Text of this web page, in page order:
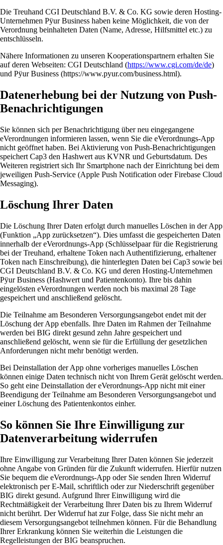
Die Treuhand CGI Deutschland B.V. & Co. KG sowie deren Hosting-
Unternehmen Pÿur Business haben keine Möglichkeit, die von der
Verordnung beinhalteten Daten (Name, Adresse, Hilfsmittel etc.) zu
entschlüsseln.
Nähere Informationen zu unseren Kooperationspartnern erhalten Sie
auf deren Webseiten: CGI Deutschland (https://www.cgi.com/de/de)
und Pÿur Business (https://www.pyur.com/business.html).
Datenerhebung bei der Nutzung von Push-
Benachrichtigungen
Sie können sich per Benachrichtigung über neu eingegangene
eVerordnungen informieren lassen, wenn Sie die eVerordnungs-App
nicht geöffnet haben. Bei Aktivierung von Push-Benachrichtigungen
speichert Cap3 den Hashwert aus KVNR und Geburtsdatum. Des
Weiteren registriert sich Ihr Smartphone nach der Einrichtung bei dem
jeweiligen Push-Service (Apple Push Notification oder Firebase Cloud
Messaging).
Löschung Ihrer Daten
Die Löschung Ihrer Daten erfolgt durch manuelles Löschen in der App
(Funktion „App zurücksetzen“). Dies umfasst die gespeicherten Daten
innerhalb der eVerordnungs-App (Schlüsselpaar für die Registrierung
bei der Treuhand, erhaltene Token nach Authentifizierung, erhaltener
Token nach Einschreibung), die hinterlegten Daten bei Cap3 sowie bei
CGI Deutschland B.V. & Co. KG und deren Hosting-Unternehmen
Pÿur Business (Hashwert und Patientenkonto). Ihre bis dahin
eingelösten eVerordnungen werden noch bis maximal 28 Tage
gespeichert und anschließend gelöscht.
Die Teilnahme am Besonderen Versorgungsangebot endet mit der
Löschung der App ebenfalls. Ihre Daten im Rahmen der Teilnahme
werden bei BIG direkt gesund zehn Jahre gespeichert und
anschließend gelöscht, wenn sie für die Erfüllung der gesetzlichen
Anforderungen nicht mehr benötigt werden.
Bei Deinstallation der App ohne vorheriges manuelles Löschen
können einige Daten technisch nicht von Ihrem Gerät gelöscht werden.
So geht eine Deinstallation der eVerordnungs-App nicht mit einer
Beendigung der Teilnahme am Besonderen Versorgungsangebot und
einer Löschung des Patientenkontos einher.
So können Sie Ihre Einwilligung zur
Datenverarbeitung widerrufen
Ihre Einwilligung zur Verarbeitung Ihrer Daten können Sie jederzeit
ohne Angabe von Gründen für die Zukunft widerrufen. Hierfür nutzen
Sie bequem die eVerordnungs-App oder Sie senden Ihren Widerruf
elektronisch per E-Mail, schriftlich oder zur Niederschrift gegenüber
BIG direkt gesund. Aufgrund Ihrer Einwilligung wird die
Rechtmäßigkeit der Verarbeitung Ihrer Daten bis zu Ihrem Widerruf
nicht berührt. Der Widerruf hat zur Folge, dass Sie nicht mehr an
diesem Versorgungsangebot teilnehmen können. Für die Behandlung
Ihrer Erkrankung können Sie weiterhin die Leistungen die
Regelleistungen der BIG beanspruchen.